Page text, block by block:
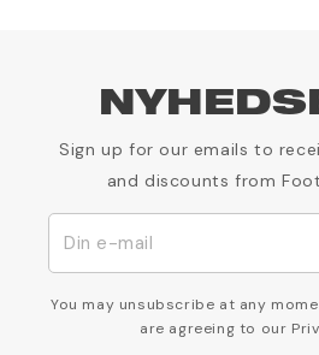
Sign up for our emails to
and discounts from
You may unsubscribe at any
are agreeing to our